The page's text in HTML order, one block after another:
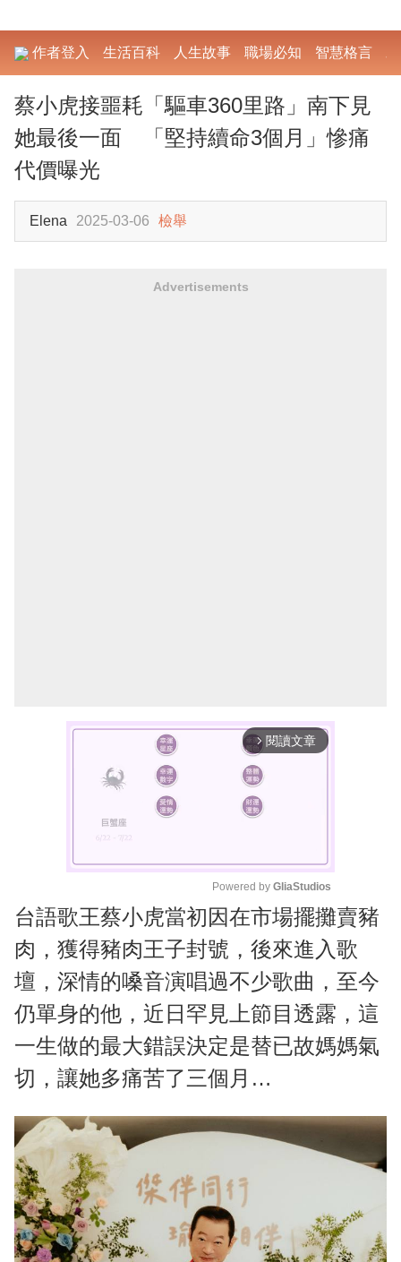
作者登入 生活百科 人生故事 職場必知 智慧格言
蔡小虎接噩耗「驅車360里路」南下見
她最後一面 「堅持續命3個月」慘痛
代價曝光
Elena 2025-03-06 檢舉
Advertisements
arrow_forward_ios 閱讀文章
M
u
t
e
Powered by GliaStudios
台語歌王蔡小虎當初因在市場擺攤賣豬
肉，獲得豬肉王子封號，後來進入歌
壇，深情的嗓音演唱過不少歌曲，至今
仍單身的他，近日罕見上節目透露，這
一生做的最大錯誤決定是替已故媽媽氣
切，讓她多痛苦了三個月…